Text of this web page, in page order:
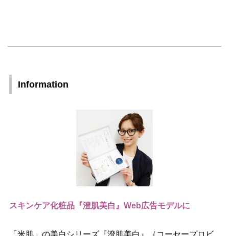
Information
スキンケア化粧品『澄肌美白』Web広告モデルに
「米肌」の美白シリーズ『澄肌美白』（コーセープロビ